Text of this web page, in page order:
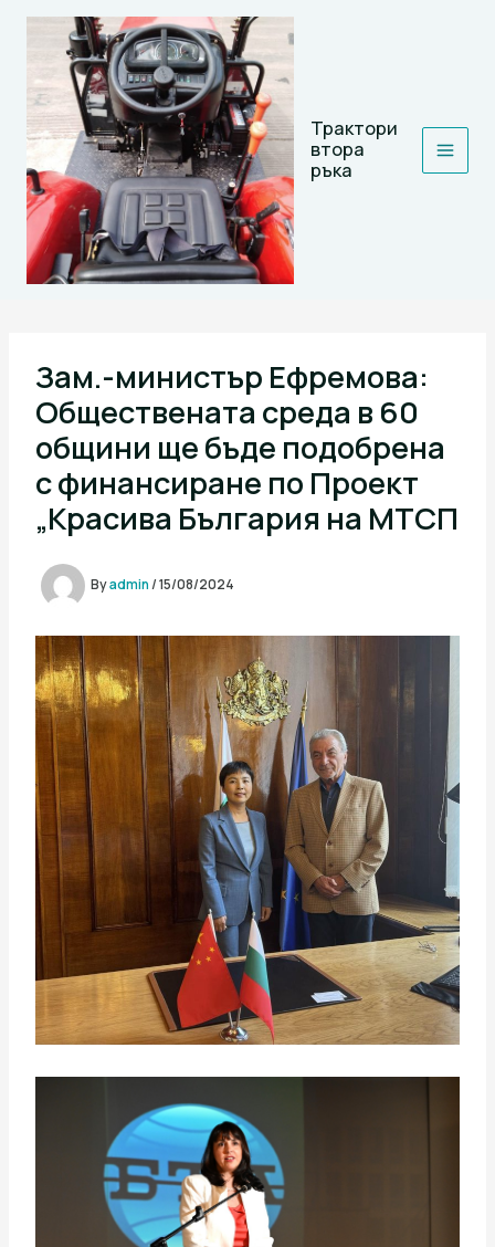
Skip
Трактори
втора
ръка
Зам.-министър Ефремова:
Обществената среда в 60
общини ще бъде подобрена
с финансиране по Проект
„Красива България на МТСП
Byadmin/15/08/2024